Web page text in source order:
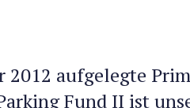
2012 aufgelegte
Fund II ist